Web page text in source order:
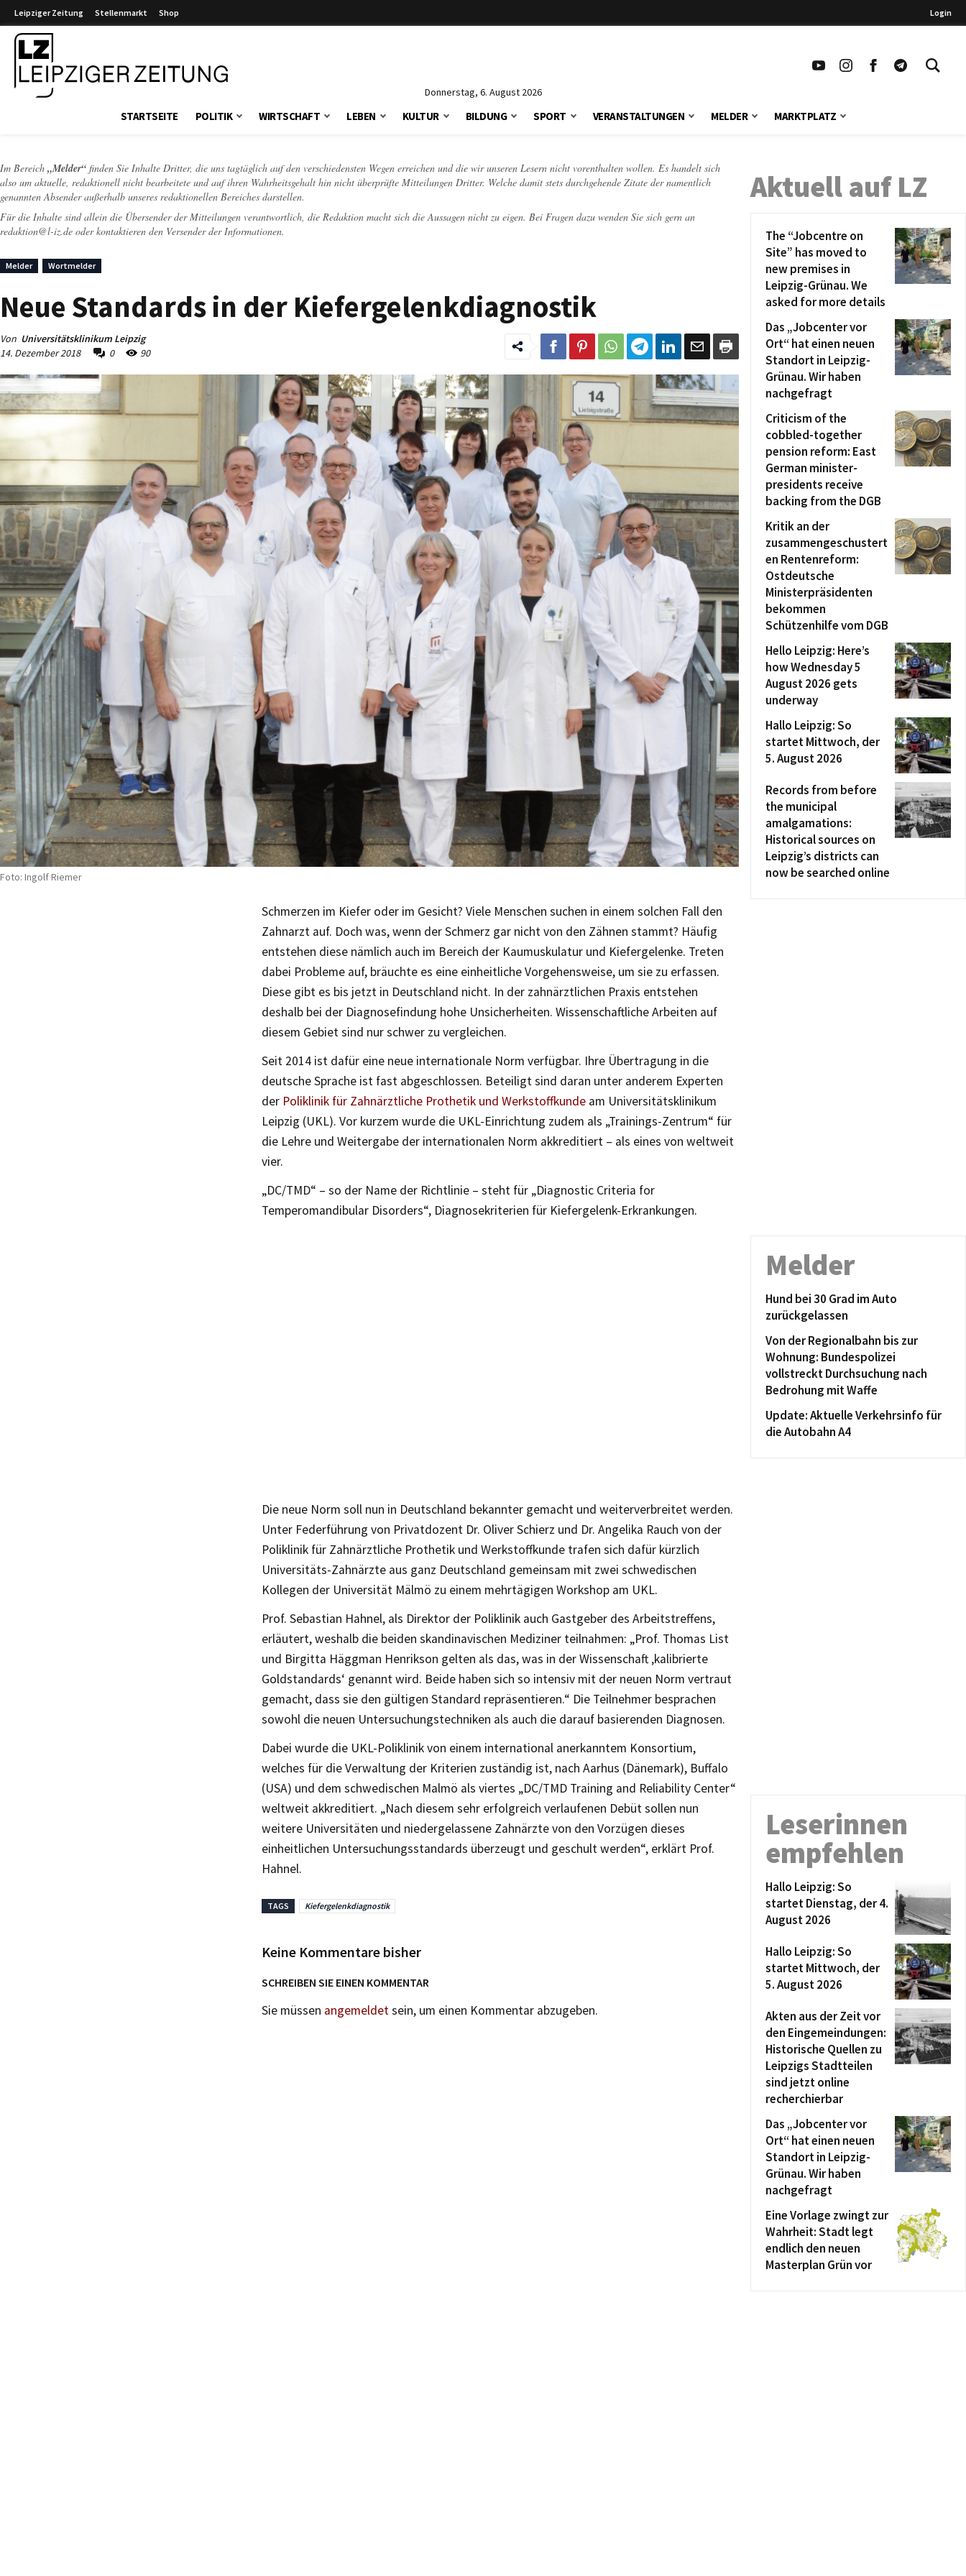
Leipziger Zeitung Stellenmarkt Shop Login
Donnerstag, 6. August 2026
STARTSEITE POLITIK WIRTSCHAFT LEBEN KULTUR BILDUNG SPORT VERANSTALTUNGEN MELDER MARKTPLATZ
Im Bereich „Melder“ finden Sie Inhalte Dritter, die uns tagtäglich auf den verschiedensten Wegen erreichen und die wir unseren Lesern nicht vorenthalten wollen. Es handelt sich
also um aktuelle, redaktionell nicht bearbeitete und auf ihren Wahrheitsgehalt hin nicht überprüfte Mitteilungen Dritter. Welche damit stets durchgehende Zitate der namentlich
genannten Absender außerhalb unseres redaktionellen Bereiches darstellen.
Für die Inhalte sind allein die Übersender der Mitteilungen verantwortlich, die Redaktion macht sich die Aussagen nicht zu eigen. Bei Fragen dazu wenden Sie sich gern an
redaktion@l-iz.de oder kontaktieren den Versender der Informationen.
Melder Wortmelder
Neue Standards in der Kiefergelenkdiagnostik
Von Universitätsklinikum Leipzig
14. Dezember 2018
0 90
Foto: Ingolf Riemer
Schmerzen im Kiefer oder im Gesicht? Viele Menschen suchen in einem solchen Fall den
Zahnarzt auf. Doch was, wenn der Schmerz gar nicht von den Zähnen stammt? Häufig
entstehen diese nämlich auch im Bereich der Kaumuskulatur und Kiefergelenke. Treten
dabei Probleme auf, bräuchte es eine einheitliche Vorgehensweise, um sie zu erfassen.
Diese gibt es bis jetzt in Deutschland nicht. In der zahnärztlichen Praxis entstehen
deshalb bei der Diagnosefindung hohe Unsicherheiten. Wissenschaftliche Arbeiten auf
diesem Gebiet sind nur schwer zu vergleichen.
Seit 2014 ist dafür eine neue internationale Norm verfügbar. Ihre Übertragung in die
deutsche Sprache ist fast abgeschlossen. Beteiligt sind daran unter anderem Experten
der Poliklinik für Zahnärztliche Prothetik und Werkstoffkunde am Universitätsklinikum
Leipzig (UKL). Vor kurzem wurde die UKL-Einrichtung zudem als „Trainings-Zentrum“ für
die Lehre und Weitergabe der internationalen Norm akkreditiert – als eines von weltweit
vier.
„DC/TMD“ – so der Name der Richtlinie – steht für „Diagnostic Criteria for
Temperomandibular Disorders“, Diagnosekriterien für Kiefergelenk-Erkrankungen.
Die neue Norm soll nun in Deutschland bekannter gemacht und weiterverbreitet werden.
Unter Federführung von Privatdozent Dr. Oliver Schierz und Dr. Angelika Rauch von der
Poliklinik für Zahnärztliche Prothetik und Werkstoffkunde trafen sich dafür kürzlich
Universitäts-Zahnärzte aus ganz Deutschland gemeinsam mit zwei schwedischen
Kollegen der Universität Mälmö zu einem mehrtägigen Workshop am UKL.
Prof. Sebastian Hahnel, als Direktor der Poliklinik auch Gastgeber des Arbeitstreffens,
erläutert, weshalb die beiden skandinavischen Mediziner teilnahmen: „Prof. Thomas List
und Birgitta Häggman Henrikson gelten als das, was in der Wissenschaft ‚kalibrierte
Goldstandards‘ genannt wird. Beide haben sich so intensiv mit der neuen Norm vertraut
gemacht, dass sie den gültigen Standard repräsentieren.“ Die Teilnehmer besprachen
sowohl die neuen Untersuchungstechniken als auch die darauf basierenden Diagnosen.
Dabei wurde die UKL-Poliklinik von einem international anerkanntem Konsortium,
welches für die Verwaltung der Kriterien zuständig ist, nach Aarhus (Dänemark), Buffalo
(USA) und dem schwedischen Malmö als viertes „DC/TMD Training and Reliability Center“
weltweit akkreditiert. „Nach diesem sehr erfolgreich verlaufenen Debüt sollen nun
weitere Universitäten und niedergelassene Zahnärzte von den Vorzügen dieses
einheitlichen Untersuchungsstandards überzeugt und geschult werden“, erklärt Prof.
Hahnel.
TAGS Kiefergelenkdiagnostik
Keine Kommentare bisher
SCHREIBEN SIE EINEN KOMMENTAR
Sie müssen angemeldetsein, um einen Kommentar abzugeben.
Aktuell auf LZ
The “Jobcentre on
Site” has moved to
new premises in
Leipzig-Grünau. We
asked for more details
Das „Jobcenter vor
Ort“ hat einen neuen
Standort in Leipzig-
Grünau. Wir haben
nachgefragt
Criticism of the
cobbled-together
pension reform: East
German minister-
presidents receive
backing from the DGB
Kritik an der
zusammengeschustert
en Rentenreform:
Ostdeutsche
Ministerpräsidenten
bekommen
Schützenhilfe vom DGB
Hello Leipzig: Here’s
how Wednesday 5
August 2026 gets
underway
Hallo Leipzig: So
startet Mittwoch, der
5. August 2026
Records from before
the municipal
amalgamations:
Historical sources on
Leipzig’s districts can
now be searched online
Melder
Hund bei 30 Grad im Auto
zurückgelassen
Von der Regionalbahn bis zur
Wohnung: Bundespolizei
vollstreckt Durchsuchung nach
Bedrohung mit Waffe
Update: Aktuelle Verkehrsinfo für
die Autobahn A4
Leserinnen
empfehlen
Hallo Leipzig: So
startet Dienstag, der 4.
August 2026
Hallo Leipzig: So
startet Mittwoch, der
5. August 2026
Akten aus der Zeit vor
den Eingemeindungen:
Historische Quellen zu
Leipzigs Stadtteilen
sind jetzt online
recherchierbar
Das „Jobcenter vor
Ort“ hat einen neuen
Standort in Leipzig-
Grünau. Wir haben
nachgefragt
Eine Vorlage zwingt zur
Wahrheit: Stadt legt
endlich den neuen
Masterplan Grün vor